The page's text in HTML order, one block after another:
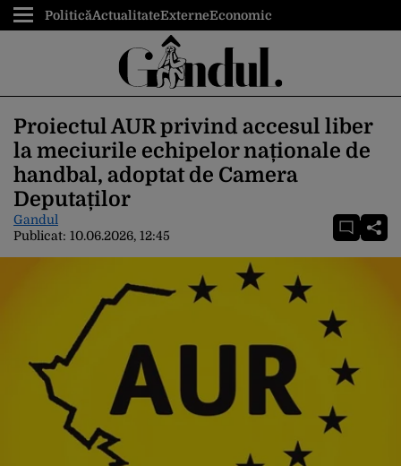
PoliticăActualitateExterneEconomic
Proiectul AUR privind accesul liber
la meciurile echipelor naționale de
handbal, adoptat de Camera
Deputaților
Gandul
Publicat: 10.06.2026, 12:45